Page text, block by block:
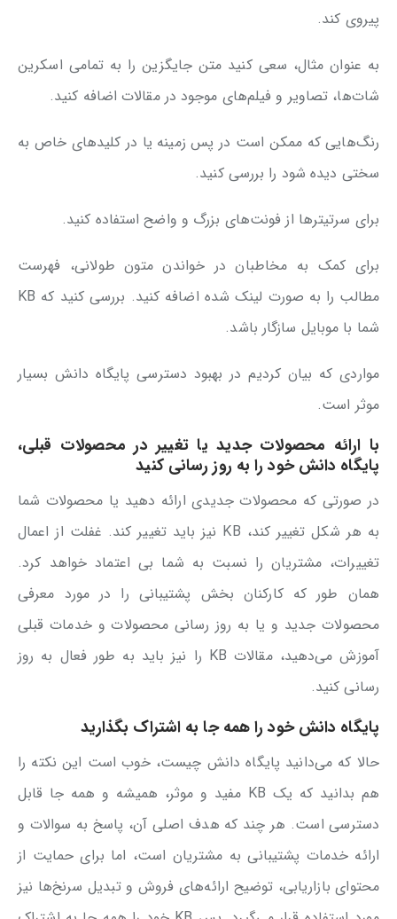
پیروی کند.
به عنوان مثال، سعی کنید متن جایگزین را به تمامی اسکرین
شات‌ها، تصاویر و فیلم‌های موجود در مقالات اضافه کنید.
رنگ‌هایی که ممکن است در پس زمینه یا در کلیدهای خاص به
سختی دیده شود را بررسی کنید.
برای سرتیترها از فونت‌های بزرگ و واضح استفاده کنید.
برای کمک به مخاطبان در خواندن متون طولانی، فهرست
مطالب را به صورت لینک شده اضافه کنید. بررسی کنید که KB
شما با موبایل سازگار باشد.
مواردی که بیان کردیم در بهبود دسترسی پایگاه دانش بسیار
موثر است.
با ارائه محصولات جدید یا تغییر در محصولات قبلی،
پایگاه دانش خود را به روز رسانی کنید
در صورتی که محصولات جدیدی ارائه دهید یا محصولات شما
به هر شکل تغییر کند، KB نیز باید تغییر کند. غفلت از اعمال
تغییرات، مشتریان را نسبت به شما بی اعتماد خواهد کرد.
همان طور که کارکنان بخش پشتیبانی را در مورد معرفی
محصولات جدید و یا به روز رسانی محصولات و خدمات قبلی
آموزش می‌دهید، مقالات KB را نیز باید به طور فعال به روز
رسانی کنید.
پایگاه دانش خود را همه جا به اشتراک بگذارید
حالا که می‌دانید پایگاه دانش چیست، خوب است این نکته را
هم بدانید که یک KB مفید و موثر، همیشه و همه جا قابل
دسترسی است. هر چند که هدف اصلی آن، پاسخ به سوالات و
ارائه خدمات پشتیبانی به مشتریان است، اما برای حمایت از
محتوای بازاریابی، توضیح ارائه‌های فروش و تبدیل سرنخ‌ها نیز